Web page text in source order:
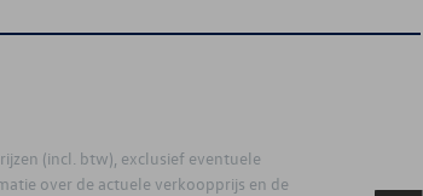
(incl. btw), exclusief eventuele
over de actuele verkoopprijs en de